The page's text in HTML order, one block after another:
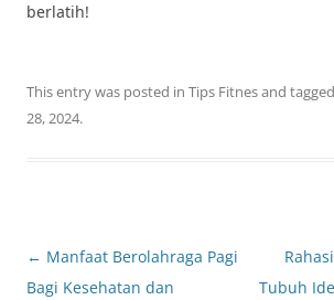
berlatih!
This entry was posted in Tips Fitnesand tagged
28, 2024.
Post
navigation
← Manfaat Berolahraga Pagi
Bagi Kesehatan dan
Tubuh